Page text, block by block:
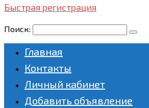
Быстрая регистрация
Поиск:
Главная
Контакты
Личный кабинет
Добавить объявление